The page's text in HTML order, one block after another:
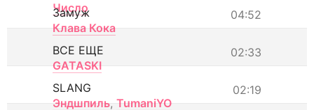
Число
04:52
Замуж
Клава Кока
02:33
ВСЕ ЕЩЕ
GATASKI
02:19
SLANG
Эндшпиль, TumaniYO